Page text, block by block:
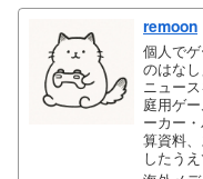
remoon
個人で
のはな
ニュー
庭用ゲ
ーカー
算資料
したう